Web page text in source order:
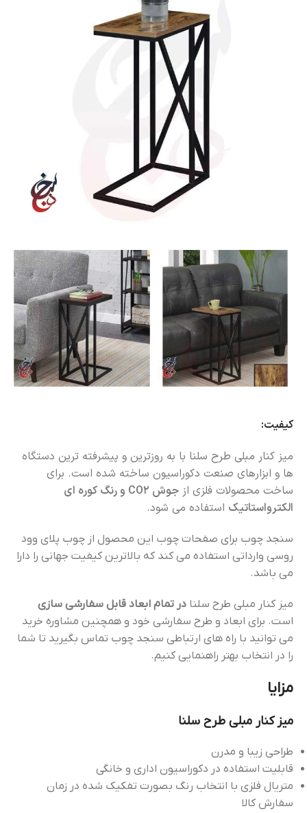
کیفیت:
میز کنار مبلی طرح سلنا با به روزترین و پیشرفته ترین دستگاه
ها و ابزارهای صنعت دکوراسیون ساخته شده است. برای
ساخت محصولات فلزی از
جوش CO2 و رنگ کوره ای
الکترواستاتیک استفاده می شود.
سنجد چوب برای صفحات چوب این محصول از چوب پلای وود
روسی وارداتی استفاده می کند که بالاترین کیفیت جهانی را دارا
می باشد.
میز کنار مبلی طرح سلنا در تمام ابعاد قابل سفارشی سازی
است. برای ابعاد و طرح سفارشی خود و همچنین مشاوره خرید
می توانید با راه های ارتباطی سنجد چوب تماس بگیرید تا شما
را در انتخاب بهتر راهنمایی کنیم.
مزایا
میز کنار مبلی طرح سلنا
طراحی زیبا و مدرن
قابلیت استفاده در دکوراسیون اداری و خانگی
متریال فلزی با انتخاب رنگ بصورت تفکیک شده در زمان
سفارش کالا